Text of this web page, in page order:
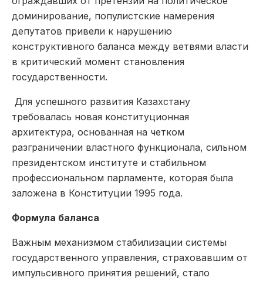
доминирование, популистские намерения
депутатов привели к нарушению
конструктивного баланса между ветвями власти
в критический момент становления
государственности.
Для успешного развития Казахстану
требовалась новая конституционная
архитектура, основанная на четком
разграничении властного функционала, сильном
президентском институте и стабильном
профессиональном парламенте, которая была
заложена в Конституции 1995 года.
Формула баланса
Важным механизмом стабилизации системы
государственного управления, страховавшим от
импульсивного принятия решений, стало